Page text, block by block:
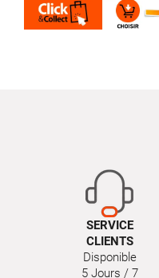
SERVICE
CLIENTS
Disponible
5 Jours / 7